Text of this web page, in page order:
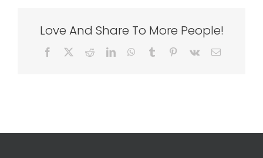
Love And Share To More People!
Facebook RedditLinkedInWhatsApp
Tumblr Pinterest
Vk Email